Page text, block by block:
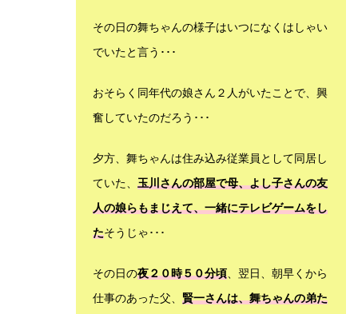
その日の舞ちゃんの様子はいつになくはしゃい
でいたと言う･･･
おそらく同年代の娘さん２人がいたことで、興
奮していたのだろう･･･
夕方、舞ちゃんは住み込み従業員として同居し
ていた、 玉川さんの部屋で母、よし子さんの友
人の娘らもまじえて、一緒にテレビゲームをし
たそうじゃ･･･
その日の夜２０時５０分頃 、翌日、朝早くから
仕事のあった父、 賢一さんは、舞ちゃんの弟た